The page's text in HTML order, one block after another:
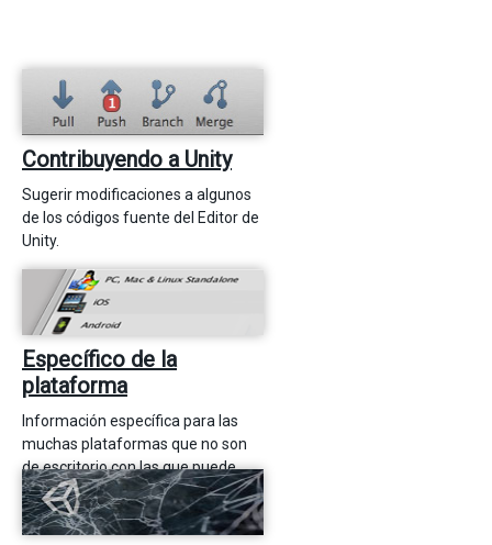
Contribuyendo a Unity
Sugerir modificaciones a algunos
de los códigos fuente del Editor de
Unity.
Específico de la
plataforma
Información específica para las
muchas plataformas que no son
de escritorio con las que puede
realizar proyectos con el Editor de
Unity.